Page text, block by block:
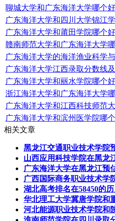
聊城大学和广东海洋大学哪个
广东海洋大学和四川大学锦江
广东海洋大学和莆田学院哪个
赣南师范大学和广东海洋大学
广东海洋大学的海洋渔业科学
广东海洋大学江西录取分数线
广东海洋大学和丽水学院哪个
浙江海洋大学和广东海洋大学
广东海洋大学和江西科技师范
广东海洋大学和滨州医学院哪
相关文章
黑龙江交通职业技术学院
山西应用科技学院在黑龙
广东海洋大学在黑龙江预
广西国际商务职业技术学
湖北高考排名在58450的
华北理工大学冀唐学院和
河北能源职业技术学院和